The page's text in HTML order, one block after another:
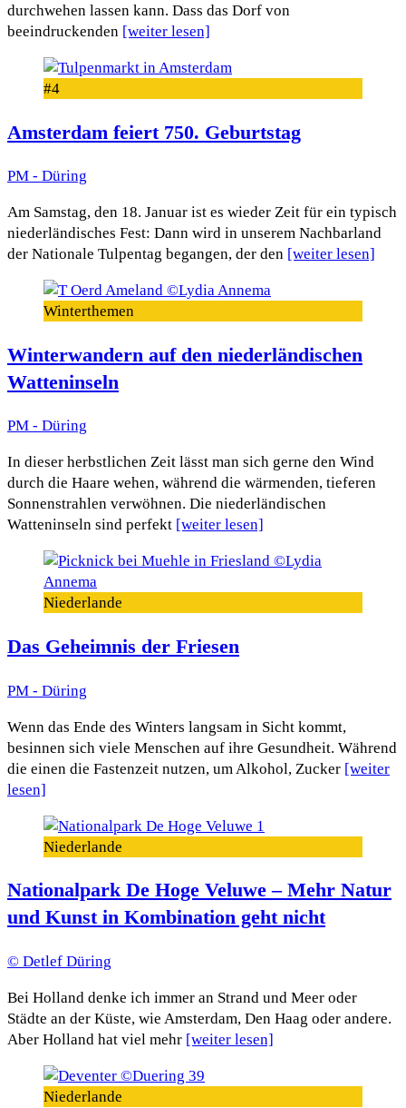
durchwehen lassen kann. Dass das Dorf von
beeindruckenden [weiter lesen]
#4
Amsterdam feiert 750. Geburtstag
PM - Düring
Am Samstag, den 18. Januar ist es wieder Zeit für ein typisch
niederländisches Fest: Dann wird in unserem Nachbarland
der Nationale Tulpentag begangen, der den [weiter lesen]
Winterthemen
Winterwandern auf den niederländischen
Watteninseln
PM - Düring
In dieser herbstlichen Zeit lässt man sich gerne den Wind
durch die Haare wehen, während die wärmenden, tieferen
Sonnenstrahlen verwöhnen. Die niederländischen
Watteninseln sind perfekt [weiter lesen]
Niederlande
Das Geheimnis der Friesen
PM - Düring
Wenn das Ende des Winters langsam in Sicht kommt,
besinnen sich viele Menschen auf ihre Gesundheit. Während
die einen die Fastenzeit nutzen, um Alkohol, Zucker [weiter
lesen]
Niederlande
Nationalpark De Hoge Veluwe – Mehr Natur
und Kunst in Kombination geht nicht
© Detlef Düring
Bei Holland denke ich immer an Strand und Meer oder
Städte an der Küste, wie Amsterdam, Den Haag oder andere.
Aber Holland hat viel mehr [weiter lesen]
Niederlande